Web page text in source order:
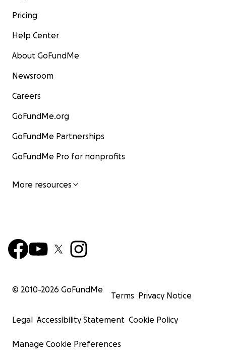
Pricing
Help Center
About GoFundMe
Newsroom
Careers
GoFundMe.org
GoFundMe Partnerships
GoFundMe Pro for nonprofits
More resources
© 2010-2026 GoFundMe
Terms Privacy Notice
Legal Accessibility Statement Cookie Policy
Manage Cookie Preferences